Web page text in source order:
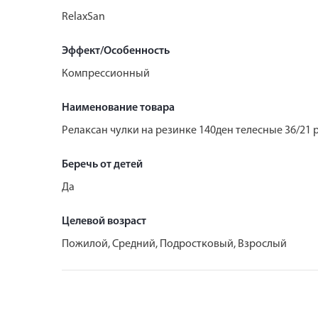
RelaxSan
Эффект/Особенность
Компрессионный
Наименование товара
Релаксан чулки на резинке 140ден телесные 36/21
Беречь от детей
Да
Целевой возраст
Пожилой, Средний, Подростковый, Взрослый